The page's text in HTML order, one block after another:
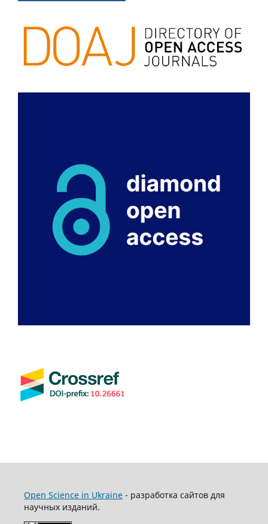
Open Science in Ukraine- разработка сайтов для
научных изданий.